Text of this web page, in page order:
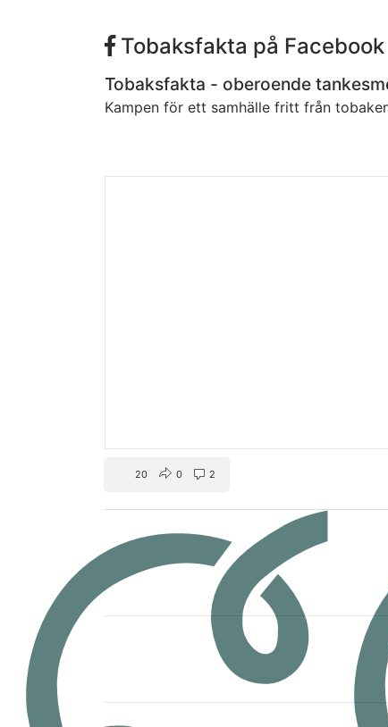
Tobaksfakta på Facebook
Tobaksfakta - oberoende
Kampen för ett samhälle fritt från
20 0 2